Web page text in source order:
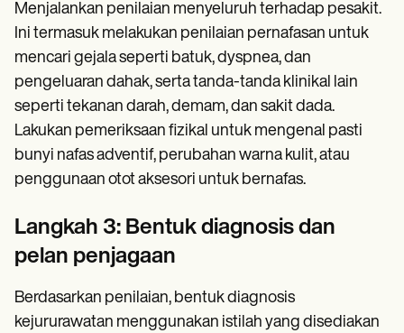
Menjalankan penilaian menyeluruh terhadap pesakit.
Ini termasuk melakukan penilaian pernafasan untuk
mencari gejala seperti batuk, dyspnea, dan
pengeluaran dahak, serta tanda-tanda klinikal lain
seperti tekanan darah, demam, dan sakit dada.
Lakukan pemeriksaan fizikal untuk mengenal pasti
bunyi nafas adventif, perubahan warna kulit, atau
penggunaan otot aksesori untuk bernafas.
Langkah 3: Bentuk diagnosis dan
pelan penjagaan
Berdasarkan penilaian, bentuk diagnosis
kejururawatan menggunakan istilah yang disediakan